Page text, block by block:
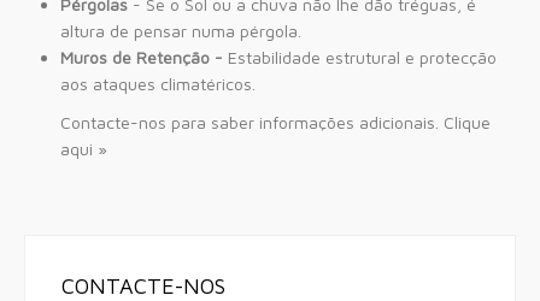
Pérgolas - Se o Sol ou a chuva não lhe dão tréguas, é
altura de pensar numa pérgola.
Muros de Retenção - Estabilidade estrutural e protecção
aos ataques climatéricos.
Contacte-nos para saber informações adicionais. Clique
aqui »
CONTACTE-NOS